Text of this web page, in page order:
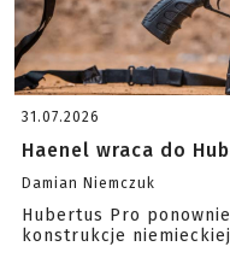
31.07.2026
Haenel wraca do
Damian Niemczuk
Hubertus Pro
konstrukcje